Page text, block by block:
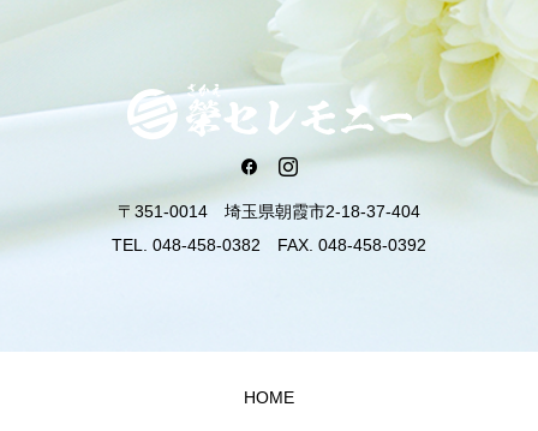
〒351-0014 埼玉県朝霞市2-18-37-404
TEL. 048-458-0382 FAX. 048-458-0392
HOME